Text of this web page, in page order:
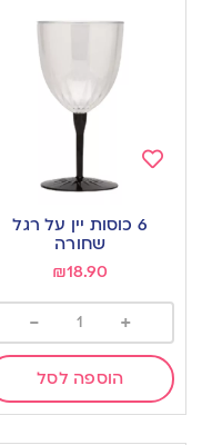
6 כוסות יין על רגל
שחורה
₪18.90
+
-
הוספה לסל